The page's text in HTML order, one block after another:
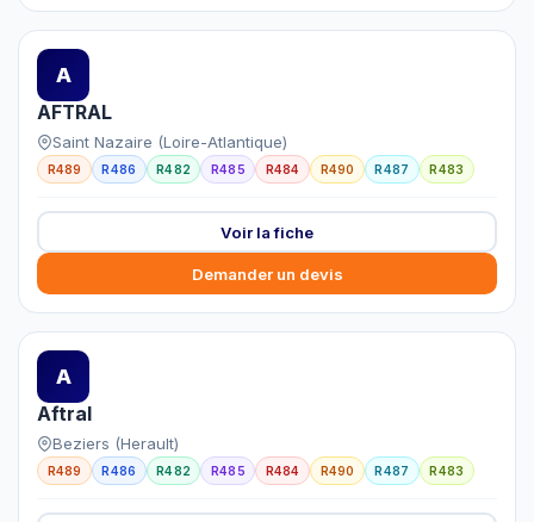
A
AFTRAL
Saint Nazaire (Loire-Atlantique)
R489 R486 R482 R485 R484 R490 R487 R483
Voir la fiche
Demander un devis
A
Aftral
Beziers (Herault)
R489 R486 R482 R485 R484 R490 R487 R483